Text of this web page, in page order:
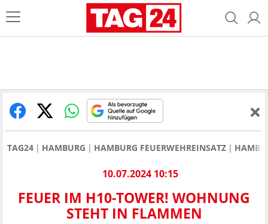
TAG24 HAMBURG HAMBURG FEUERWEHREINSATZ
10.07.2024 10:15
FEUER IM H10-TOWER! WOHNUNG
STEHT IN FLAMMEN